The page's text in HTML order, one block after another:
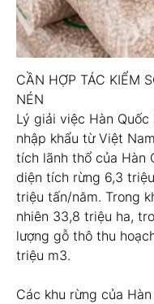
CẦN HỢP TÁC KIỂM
NÉN
Lý giải việc Hàn
nhập khẩu từ Việt
tích lãnh thổ của Hàn
diện tích rừng 6,3
triệu tấn/năm. Trong
nhiên 33,8 triệu ha,
lượng gỗ thô thu
triệu m3.
Các khu rừng của